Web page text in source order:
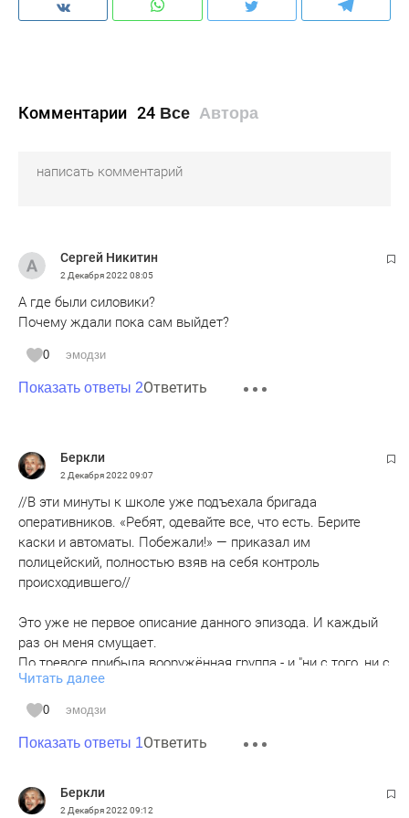
Комментарии 24 Все Автора
Сергей Никитин
2 Декабря 2022 08:05
А где были силовики?
Почему ждали пока сам выйдет?
0 эмодзи
Показать ответы 2Ответить
Беркли
2 Декабря 2022 09:07
//В эти минуты к школе уже подъехала бригада
оперативников. «Ребят, одевайте все, что есть. Берите
каски и автоматы. Побежали!» — приказал им
полицейский, полностью взяв на себя контроль
происходившего//
Это уже не первое описание данного эпизода. И каждый
раз он меня смущает.
По тревоге прибыла вооружённая группа - и "ни с того, ни с
сего" начала исполнять приказы случайно оказавшегося
там гражданского мужика?
Что это за такая тревожная группа, которая по прибытии
гражданского человека? Это какой-то абсурд. Я сам в
армии много раз был в составе тревожной группы и
Читать далее
0 эмодзи
Показать ответы 1Ответить
Беркли
2 Декабря 2022 09:12